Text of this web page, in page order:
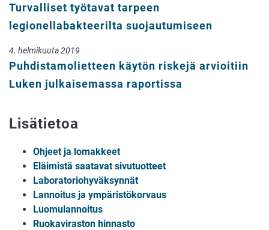
Turvalliset työtavat tarpeen
legionellabakteerilta suojautumiseen
4. helmikuuta 2019
Puhdistamolietteen käytön riskejä arvioitiin
Luken julkaisemassa raportissa
Lisätietoa
Ohjeet ja lomakkeet
Eläimistä saatavat sivutuotteet
Laboratoriohyväksynnät
Lannoitus ja ympäristökorvaus
Luomulannoitus
Ruokaviraston hinnasto